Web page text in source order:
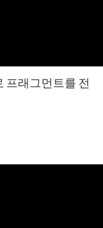
프래그먼트를 전